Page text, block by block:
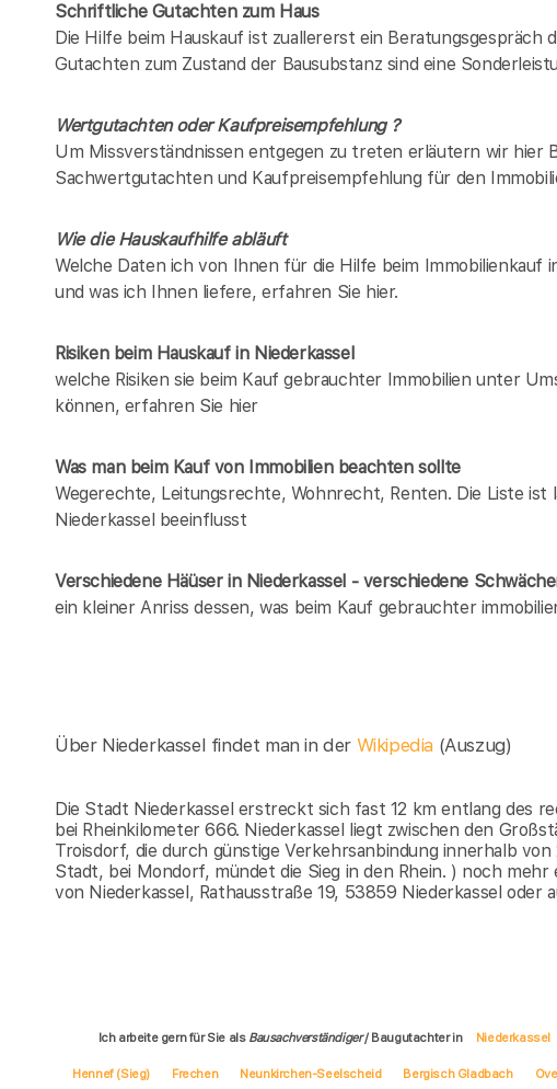
Schriftliche Gutachten zum Haus
Die Hilfe beim Hauskauf ist zuallererst ein
Gutachten zum Zustand der Bausubstanz sind eine
Wertgutachten oder Kaufpreisempfehlung ?
Um Missverständnissen entgegen zu treten erläutern wir hier
Sachwertgutachten und Kaufpreisempfehlung für den
Wie die Hauskaufhilfe abläuft
Welche Daten ich von Ihnen für die Hilfe beim Immobilienkauf
und was ich Ihnen liefere, erfahren Sie hier.
Risiken beim Hauskaufin Niederkassel
welche Risiken sie beim Kauf gebrauchter Immobilien unter
können, erfahren Sie hier
Was man beim Kauf von Immobilien beachten sollte
Wegerechte, Leitungsrechte, Wohnrecht, Renten. Die Liste ist
Niederkassel beeinflusst
Verschiedene Häüser in Niederkassel - verschiedene
ein kleiner Anriss dessen, was beim Kauf gebrauchter
Über Niederkassel findet man in der Wikipedia (Auszug)
Die Stadt Niederkassel erstreckt sich fast 12 km entlang des
bei Rheinkilometer 666. Niederkassel liegt zwischen den
Troisdorf, die durch günstige Verkehrsanbindung innerhalb
Stadt, bei Mondorf, mündet die Sieg in den Rhein. ) noch
von Niederkassel, Rathausstraße 19, 53859 Niederkassel oder
Ich arbeite gern für Sie als Bausachverständiger/ Baugutachter in Niederkassel
Hennef (Sieg) Frechen Neunkirchen-Seelscheid Bergisch Gladbach